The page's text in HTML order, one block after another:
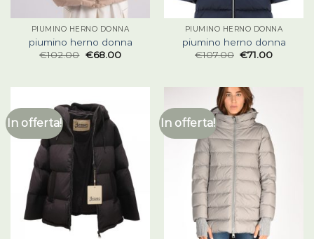
PIUMINO HERNO DONNA
piumino herno donna
€102.00 €68.00
PIUMINO HERNO DONNA
piumino herno donna
€107.00 €71.00
In offerta! In offerta!